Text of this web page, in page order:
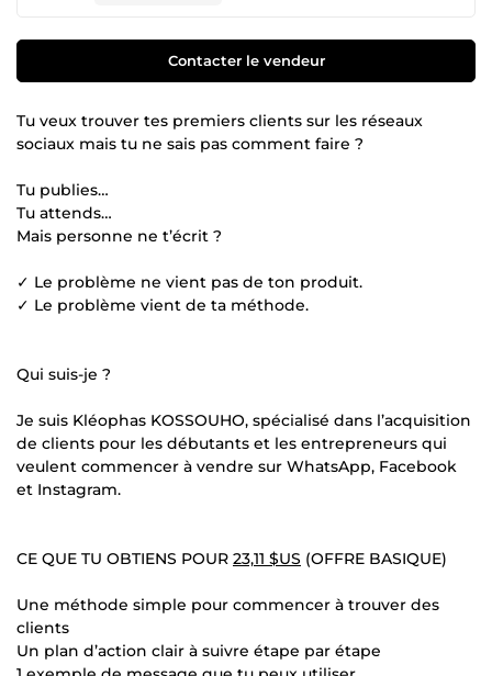
Contacter le vendeur
Tu veux trouver tes premiers clients sur les réseaux
sociaux mais tu ne sais pas comment faire ?
Tu publies…
Tu attends…
Mais personne ne t’écrit ?
✓ Le problème ne vient pas de ton produit.
✓ Le problème vient de ta méthode.
Qui suis-je ?
Je suis Kléophas KOSSOUHO, spécialisé dans l’acquisition
de clients pour les débutants et les entrepreneurs qui
veulent commencer à vendre sur WhatsApp, Facebook
et Instagram.
CE QUE TU OBTIENS POUR 23,11 $US (OFFRE BASIQUE)
Une méthode simple pour commencer à trouver des
clients
Un plan d’action clair à suivre étape par étape